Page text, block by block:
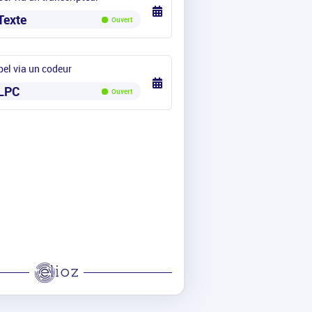
Ouvert
via un codeur
Ouvert